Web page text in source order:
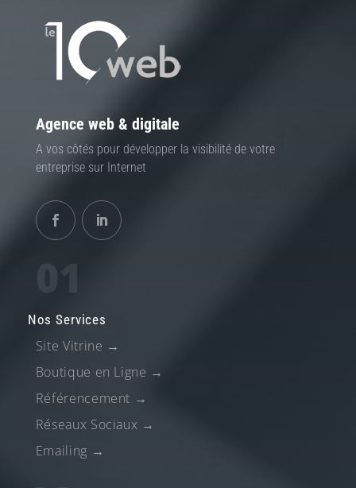
Agence web & digitale
A vos côtés pour développer la visibilité de votre
entreprise sur Internet
01
Nos Services
Site Vitrine →
Boutique en Ligne →
Référencement →
Réseaux Sociaux →
Emailing →